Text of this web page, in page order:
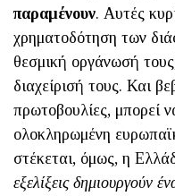
παραμένουν. Αυτές
χρηματοδότηση των
θεσμική οργάνωσή
διαχείρισή τους. Και
πρωτοβουλίες, μπορεί
ολοκληρωμένη
στέκεται, όμως, η
εξελίξεις δημιουργούν